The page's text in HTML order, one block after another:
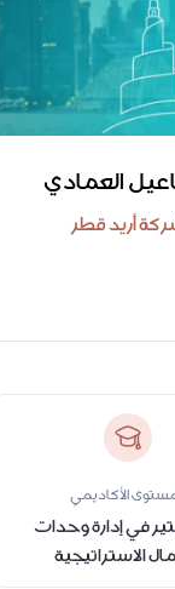
العمادي
أريد قطر
الأكاديمي
في إدارة وحدات
الاستراتيجية